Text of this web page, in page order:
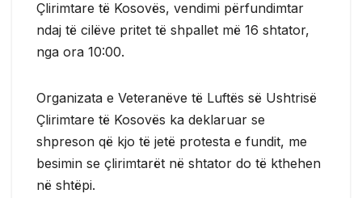
Çlirimtare të Kosovës, vendimi përfundimtar
ndaj të cilëve pritet të shpallet më 16 shtator,
nga ora 10:00.
Organizata e Veteranëve të Luftës së Ushtrisë
Çlirimtare të Kosovës ka deklaruar se
shpreson që kjo të jetë protesta e fundit, me
besimin se çlirimtarët në shtator do të kthehen
në shtëpi.